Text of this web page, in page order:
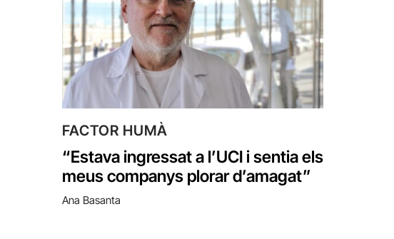
FACTOR HUMÀ
“Estava ingressat a l’UCI i sentia els
meus companys plorar d’amagat”
Ana Basanta